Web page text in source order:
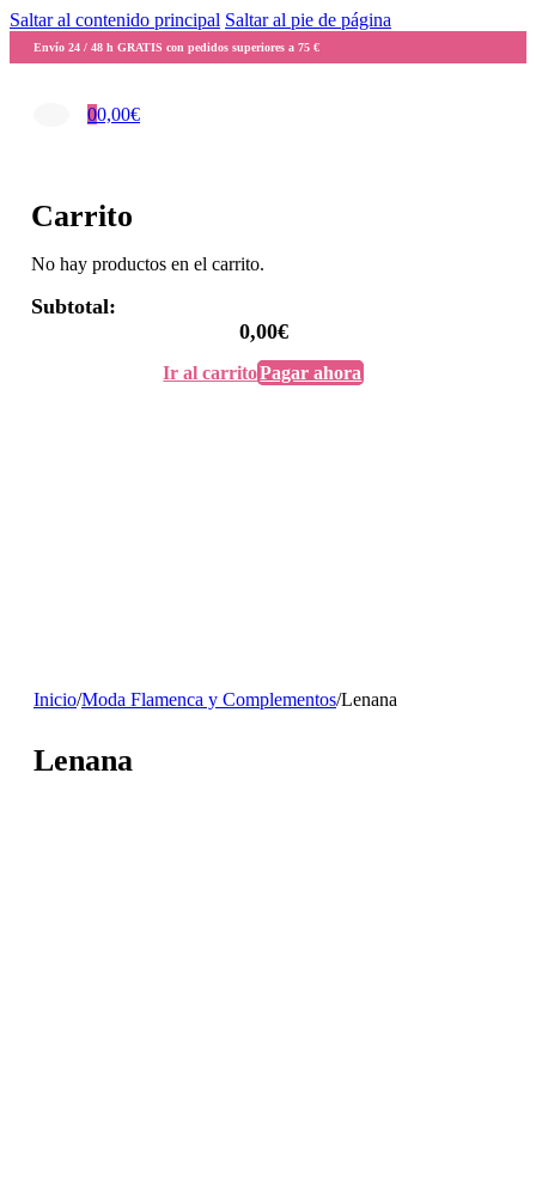
Saltar al contenido principal Saltar al pie de página
Envío 24 / 48 h GRATIS con pedidos superiores a 75 €
00,00€
Carrito
No hay productos en el carrito.
Subtotal:
0,00€
Ir al carritoPagar ahora
Inicio/Moda Flamenca y Complementos/Lenana
Lenana